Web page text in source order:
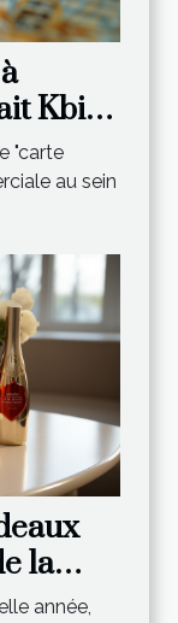
Kbis
"carte
au sein
la
année,